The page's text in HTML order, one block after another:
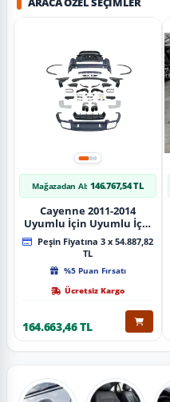
Mağazadan Al: 146.767,54 TL
Cayenne 2011-2014
Uyumlu İçin Uyumlu İçin
2019+ Bagaj Facelift
Parça
Peşin Fiyatına 3 x 54.887,82
TL
%5 Puan Fırsatı
Ücretsiz Kargo
164.663,46 TL